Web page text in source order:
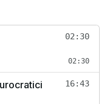
02:30
02:30
16:43